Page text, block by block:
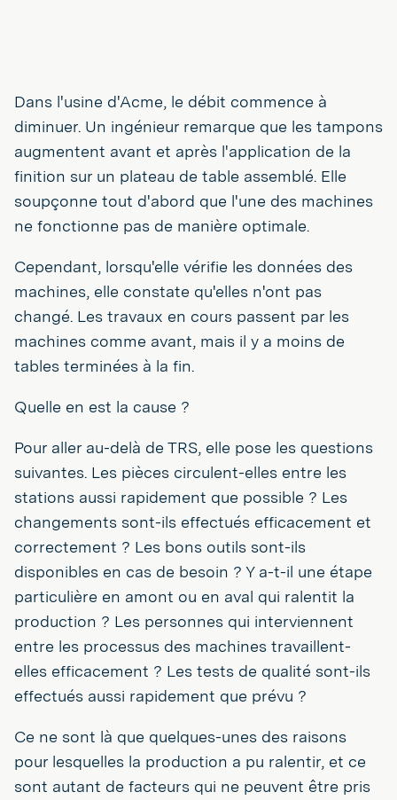
Dans l'usine d'Acme, le débit commence à
diminuer. Un ingénieur remarque que les tampons
augmentent avant et après l'application de la
finition sur un plateau de table assemblé. Elle
soupçonne tout d'abord que l'une des machines
ne fonctionne pas de manière optimale.
Cependant, lorsqu'elle vérifie les données des
machines, elle constate qu'elles n'ont pas
changé. Les travaux en cours passent par les
machines comme avant, mais il y a moins de
tables terminées à la fin.
Quelle en est la cause ?
Pour aller au-delà de TRS, elle pose les questions
suivantes. Les pièces circulent-elles entre les
stations aussi rapidement que possible ? Les
changements sont-ils effectués efficacement et
correctement ? Les bons outils sont-ils
disponibles en cas de besoin ? Y a-t-il une étape
particulière en amont ou en aval qui ralentit la
production ? Les personnes qui interviennent
entre les processus des machines travaillent-
elles efficacement ? Les tests de qualité sont-ils
effectués aussi rapidement que prévu ?
Ce ne sont là que quelques-unes des raisons
pour lesquelles la production a pu ralentir, et ce
sont autant de facteurs qui ne peuvent être pris